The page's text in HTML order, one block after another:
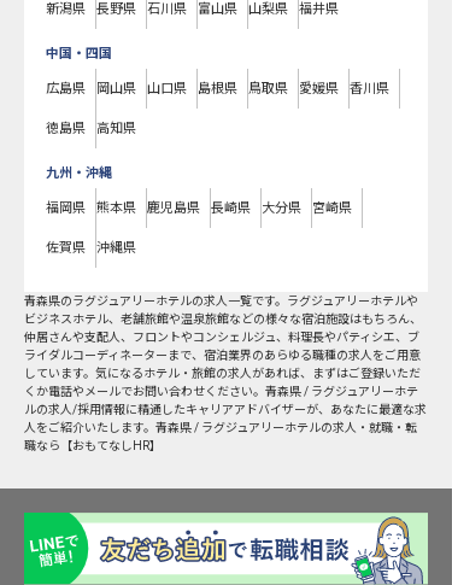
新潟県 長野県 石川県 富山県 山梨県 福井県
中国・四国
広島県 岡山県 山口県 島根県 鳥取県 愛媛県 香川県
徳島県 高知県
九州・沖縄
福岡県 熊本県 鹿児島県 長崎県 大分県 宮崎県
佐賀県 沖縄県
青森県のラグジュアリーホテルの求人一覧です。ラグジュアリーホテルや
ビジネスホテル、老舗旅館や温泉旅館などの様々な宿泊施設はもちろん、
仲居さんや支配人、フロントやコンシェルジュ、料理長やパティシエ、ブ
ライダルコーディネーターまで、宿泊業界のあらゆる職種の求人をご用意
しています。気になるホテル・旅館の求人があれば、まずはご登録いただ
くか電話やメールでお問い合わせください。青森県 / ラグジュアリーホテ
ルの求人/採用情報に精通したキャリアアドバイザーが、あなたに最適な求
人をご紹介いたします。青森県 / ラグジュアリーホテルの求人・就職・転
職なら【おもてなしHR】